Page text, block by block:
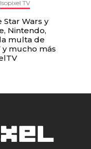
Isopixel TV
Star Wars y
Nintendo,
multa de
y mucho más